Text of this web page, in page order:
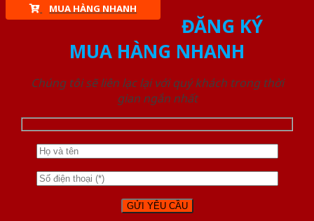
MUA HÀNG NHANH
ĐĂNG KÝ
MUA HÀNG NHANH
Chúng tôi sẽ liên lạc lại với quý khách trong thời
gian ngắn nhất